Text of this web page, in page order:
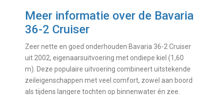
Meer informatie over de Bavaria
36-2 Cruiser
Zeer nette en goed onderhouden Bavaria 36-2 Cruiser
uit 2002, eigenaarsuitvoering met ondiepe kiel (1,60
m). Deze populaire uitvoering combineert uitstekende
zeileigenschappen met veel comfort, zowel aan boord
als tijdens langere tochten op binnenwater én zee.